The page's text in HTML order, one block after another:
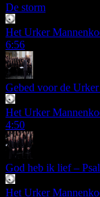
De storm
Het Urker
6:56
Gebed voor de Urker
Het Urker
4:50
God heb ik lief –
Het Urker